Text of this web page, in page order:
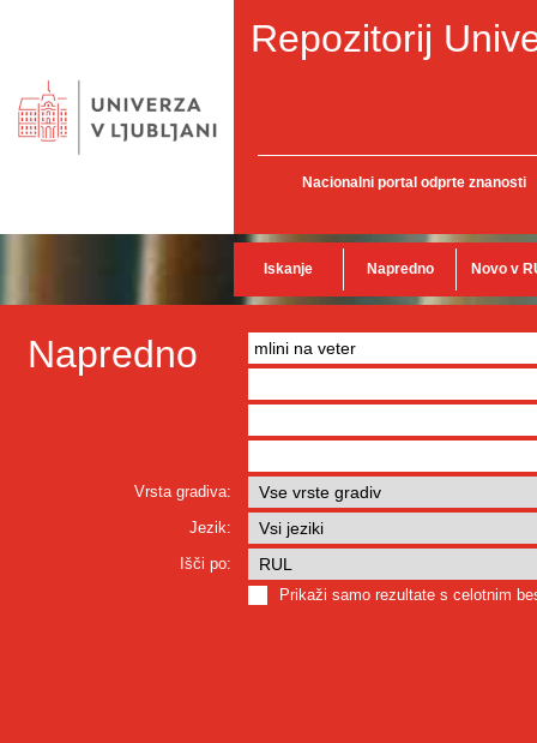
Repozitorij
Nacionalni portal odprte znanosti
Iskanje Napredno Novo v
Napredno
Vrsta gradiva:
Jezik:
Išči po:
Prikaži samo rezultate s celotnim